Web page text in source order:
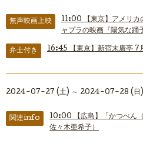
無声映画上映 11:00
【東京】アメリ
ャプラの映画『陽気な踊
弁士付き 16:45 【東京】新宿末廣亭 7
2024-07-27 (土) ～ 2024-07-28 (日)
関連info 10:00
【広島】「かつべん
佐々木亜希子）